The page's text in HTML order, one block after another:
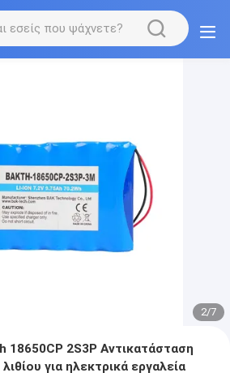
2/7
18650CP 2S3P Αντικατάσταση
για ηλεκτρικά εργαλεία